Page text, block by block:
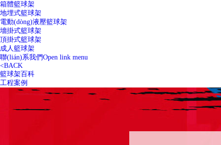
箱體籃球架
地埋式籃球架
電動(dòng)液壓籃球架
墻掛式籃球架
頂掛式籃球架
成人籃球架
聯(lián)系我們Open link menu
<BACK
籃球架百科
工程案例